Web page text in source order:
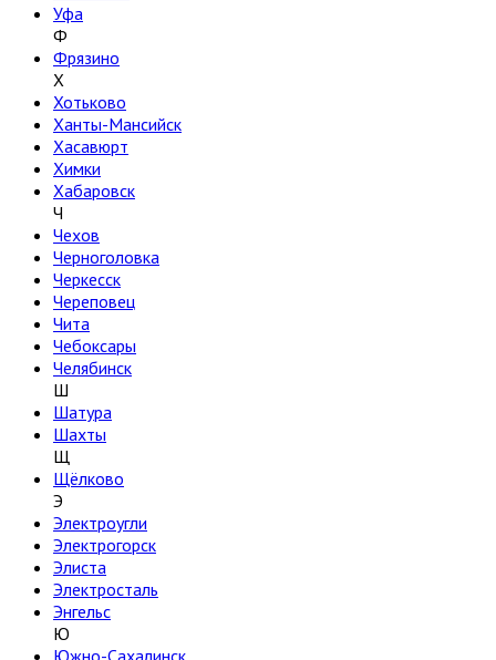
Уфа
Ф
Фрязино
Х
Хотьково
Ханты-Мансийск
Хасавюрт
Химки
Хабаровск
Ч
Чехов
Черноголовка
Черкесск
Череповец
Чита
Чебоксары
Челябинск
Ш
Шатура
Шахты
Щ
Щёлково
Э
Электроугли
Электрогорск
Элиста
Электросталь
Энгельс
Ю
Южно-Сахалинск